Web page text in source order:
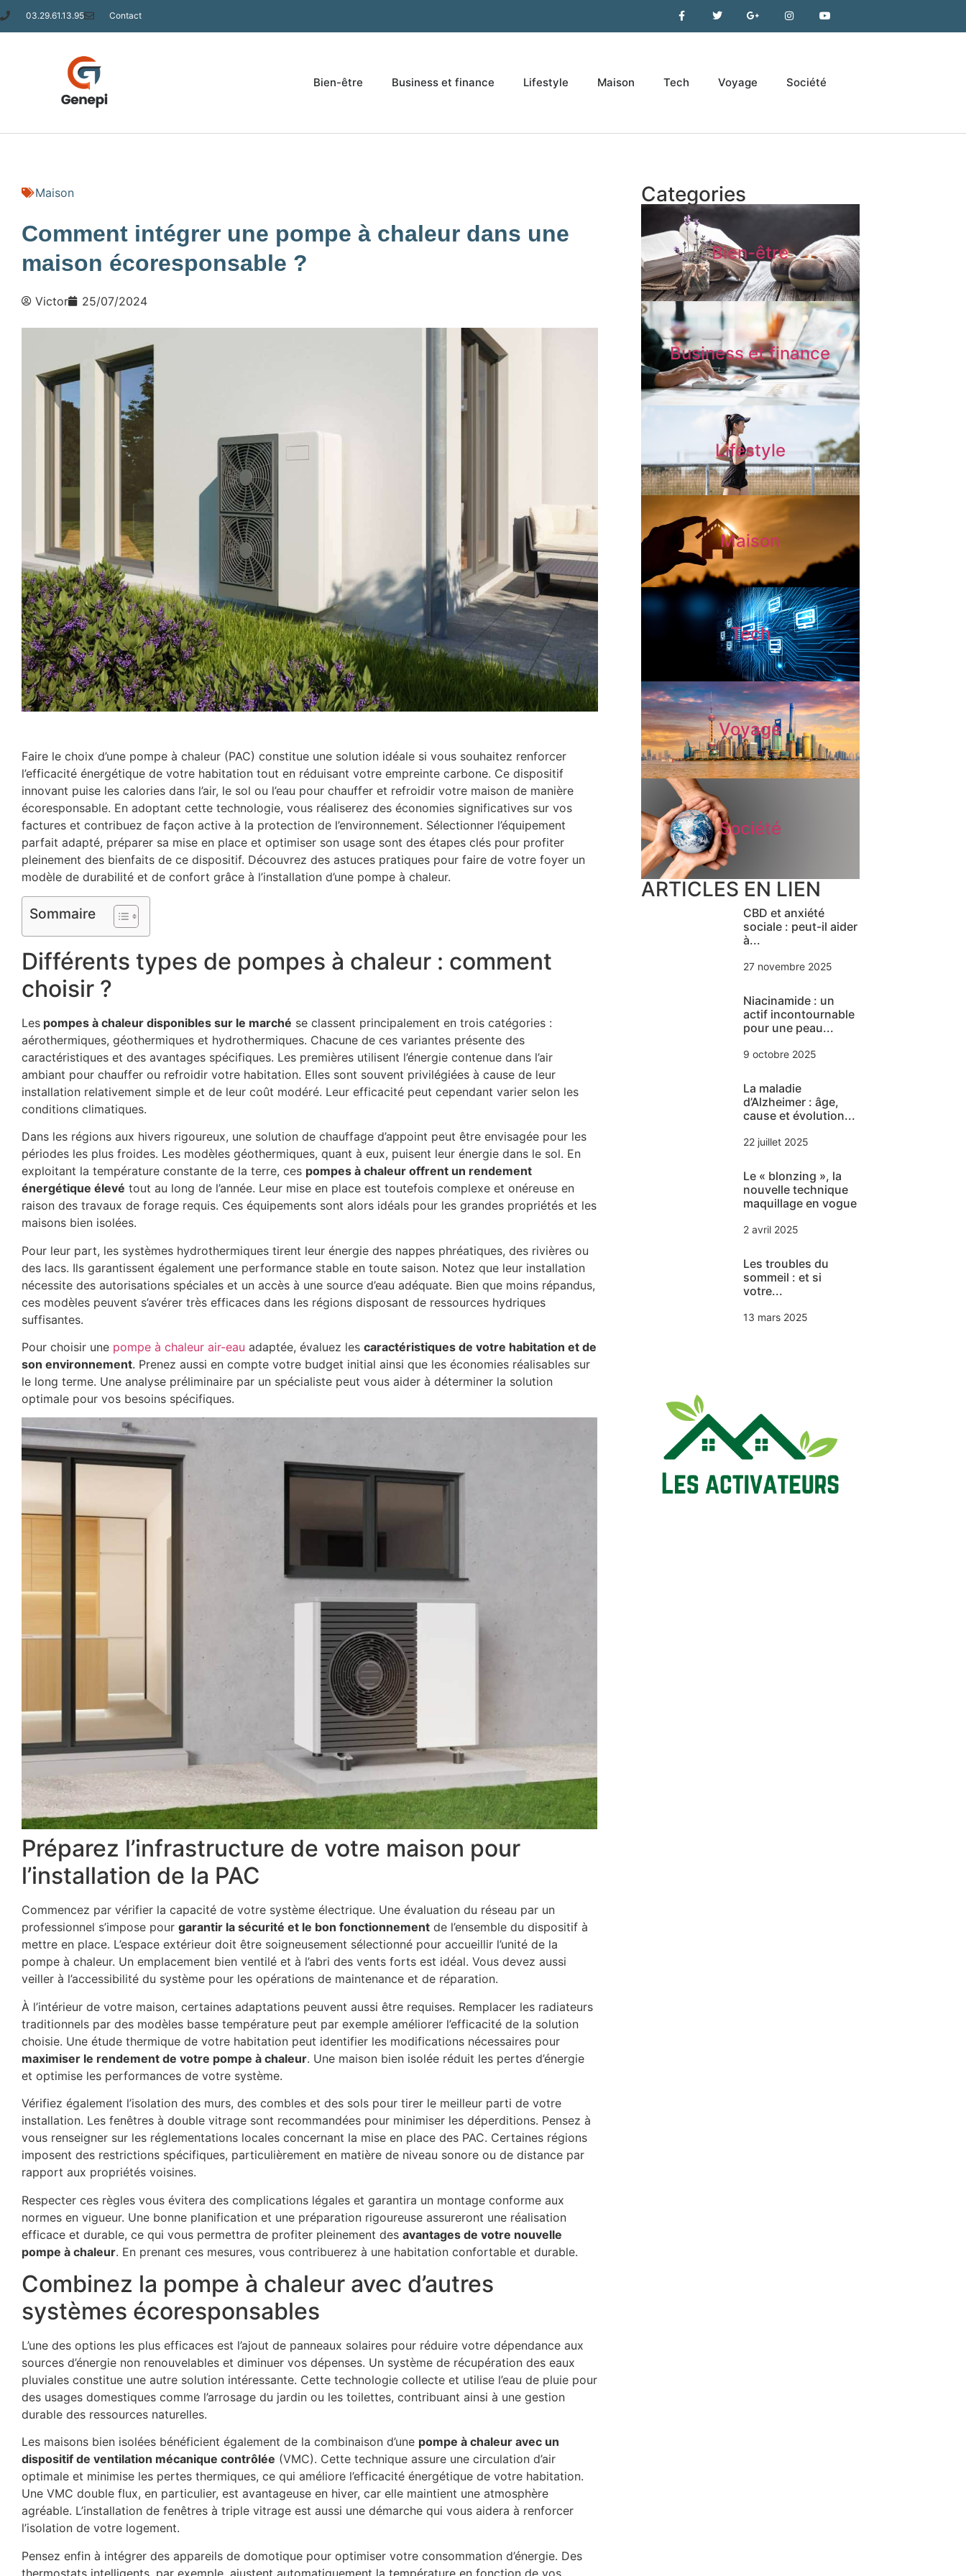
03.29.61.13.95 Contact
Bien-être Business et finance Lifestyle Maison Tech Voyage Société
Maison
Comment intégrer une pompe à chaleur dans une
maison écoresponsable ?
Victor 25/07/2024
Faire le choix d’une pompe à chaleur (PAC) constitue une solution idéale si vous souhaitez renforcer
l’efficacité énergétique de votre habitation tout en réduisant votre empreinte carbone. Ce dispositif
innovant puise les calories dans l’air, le sol ou l’eau pour chauffer et refroidir votre maison de manière
écoresponsable. En adoptant cette technologie, vous réaliserez des économies significatives sur vos
factures et contribuez de façon active à la protection de l’environnement. Sélectionner l’équipement
parfait adapté, préparer sa mise en place et optimiser son usage sont des étapes clés pour profiter
pleinement des bienfaits de ce dispositif. Découvrez des astuces pratiques pour faire de votre foyer un
modèle de durabilité et de confort grâce à l’installation d’une pompe à chaleur.
Sommaire
Différents types de pompes à chaleur : comment
choisir ?
Les pompes à chaleur disponibles sur le marché se classent principalement en trois catégories :
aérothermiques, géothermiques et hydrothermiques. Chacune de ces variantes présente des
caractéristiques et des avantages spécifiques. Les premières utilisent l’énergie contenue dans l’air
ambiant pour chauffer ou refroidir votre habitation. Elles sont souvent privilégiées à cause de leur
installation relativement simple et de leur coût modéré. Leur efficacité peut cependant varier selon les
conditions climatiques.
Dans les régions aux hivers rigoureux, une solution de chauffage d’appoint peut être envisagée pour les
périodes les plus froides. Les modèles géothermiques, quant à eux, puisent leur énergie dans le sol. En
exploitant la température constante de la terre, ces pompes à chaleur offrent un rendement
énergétique élevé tout au long de l’année. Leur mise en place est toutefois complexe et onéreuse en
raison des travaux de forage requis. Ces équipements sont alors idéals pour les grandes propriétés et les
maisons bien isolées.
Pour leur part, les systèmes hydrothermiques tirent leur énergie des nappes phréatiques, des rivières ou
des lacs. Ils garantissent également une performance stable en toute saison. Notez que leur installation
nécessite des autorisations spéciales et un accès à une source d’eau adéquate. Bien que moins répandus,
ces modèles peuvent s’avérer très efficaces dans les régions disposant de ressources hydriques
suffisantes.
Pour choisir une pompe à chaleur air-eau adaptée, évaluez les caractéristiques de votre habitation et de
son environnement. Prenez aussi en compte votre budget initial ainsi que les économies réalisables sur
le long terme. Une analyse préliminaire par un spécialiste peut vous aider à déterminer la solution
optimale pour vos besoins spécifiques.
Préparez l’infrastructure de votre maison pour
l’installation de la PAC
Commencez par vérifier la capacité de votre système électrique. Une évaluation du réseau par un
professionnel s’impose pour garantir la sécurité et le bon fonctionnement de l’ensemble du dispositif à
mettre en place. L’espace extérieur doit être soigneusement sélectionné pour accueillir l’unité de la
pompe à chaleur. Un emplacement bien ventilé et à l’abri des vents forts est idéal. Vous devez aussi
veiller à l’accessibilité du système pour les opérations de maintenance et de réparation.
À l’intérieur de votre maison, certaines adaptations peuvent aussi être requises. Remplacer les radiateurs
traditionnels par des modèles basse température peut par exemple améliorer l’efficacité de la solution
choisie. Une étude thermique de votre habitation peut identifier les modifications nécessaires pour
maximiser le rendement de votre pompe à chaleur. Une maison bien isolée réduit les pertes d’énergie
et optimise les performances de votre système.
Vérifiez également l’isolation des murs, des combles et des sols pour tirer le meilleur parti de votre
installation. Les fenêtres à double vitrage sont recommandées pour minimiser les déperditions. Pensez à
vous renseigner sur les réglementations locales concernant la mise en place des PAC. Certaines régions
imposent des restrictions spécifiques, particulièrement en matière de niveau sonore ou de distance par
rapport aux propriétés voisines.
Respecter ces règles vous évitera des complications légales et garantira un montage conforme aux
normes en vigueur. Une bonne planification et une préparation rigoureuse assureront une réalisation
efficace et durable, ce qui vous permettra de profiter pleinement des avantages de votre nouvelle
pompe à chaleur. En prenant ces mesures, vous contribuerez à une habitation confortable et durable.
Combinez la pompe à chaleur avec d’autres
systèmes écoresponsables
L’une des options les plus efficaces est l’ajout de panneaux solaires pour réduire votre dépendance aux
sources d’énergie non renouvelables et diminuer vos dépenses. Un système de récupération des eaux
pluviales constitue une autre solution intéressante. Cette technologie collecte et utilise l’eau de pluie pour
des usages domestiques comme l’arrosage du jardin ou les toilettes, contribuant ainsi à une gestion
durable des ressources naturelles.
Les maisons bien isolées bénéficient également de la combinaison d’une pompe à chaleur avec un
dispositif de ventilation mécanique contrôlée (VMC). Cette technique assure une circulation d’air
optimale et minimise les pertes thermiques, ce qui améliore l’efficacité énergétique de votre habitation.
Une VMC double flux, en particulier, est avantageuse en hiver, car elle maintient une atmosphère
agréable. L’installation de fenêtres à triple vitrage est aussi une démarche qui vous aidera à renforcer
l’isolation de votre logement.
Pensez enfin à intégrer des appareils de domotique pour optimiser votre consommation d’énergie. Des
thermostats intelligents, par exemple, ajustent automatiquement la température en fonction de vos
Categories
Bien-être
Business et finance
Lifestyle
Maison
Tech
Voyage
Société
ARTICLES EN LIEN
CBD et anxiété
sociale : peut-il aider
à...
27 novembre 2025
Niacinamide : un
actif incontournable
pour une peau...
9 octobre 2025
La maladie
d’Alzheimer : âge,
cause et évolution...
22 juillet 2025
Le « blonzing », la
nouvelle technique
maquillage en vogue
2 avril 2025
Les troubles du
sommeil : et si
votre...
13 mars 2025